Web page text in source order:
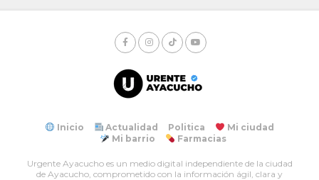
Inicio Actualidad Politica
Mi ciudad
Mi barrio
Farmacias
Urgente Ayacucho es un medio digital independiente de la ciudad
de Ayacucho, comprometido con la información ágil, clara y